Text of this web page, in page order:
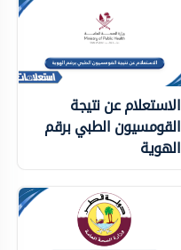
الاستعلام عن نتيجة
القومسيون الطبي برقم
الهوية